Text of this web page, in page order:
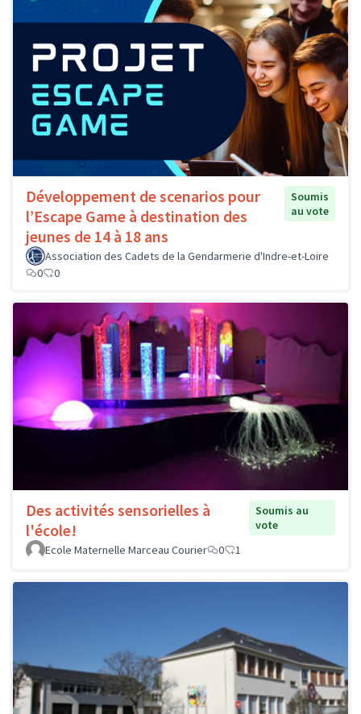
Développement de scenarios pour
l’Escape Game à destination des
jeunes de 14 à 18 ans
Soumis
au vote
Association des Cadets de la Gendarmerie d'Indre-et-Loire
0
0
Des activités sensorielles à
l'école!
Soumis au
vote
Ecole Maternelle Marceau Courier
0 1